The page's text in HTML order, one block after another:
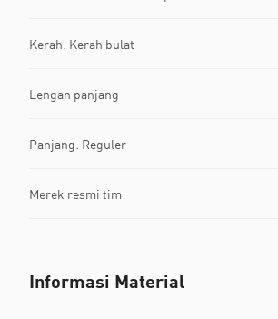
Kerah: Kerah bulat
Lengan panjang
Panjang: Reguler
Merek resmi tim
Informasi Material